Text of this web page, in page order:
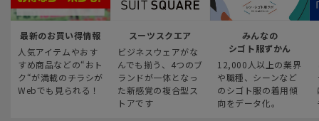
最新のお買い得情報
人気アイテムやおす
すめ商品などの“おト
ク“が満載のチラシが
Webでも見られる！
スーツスクエア
ビジネスウェアがな
んでも揃う、4つのブ
ランドが一体となっ
た新感覚の複合型ス
トアです
みんなの
シゴト服ずかん
12,000人以上の業界
や職種、シーンなど
のシゴト服の着用傾
向をデータ化。